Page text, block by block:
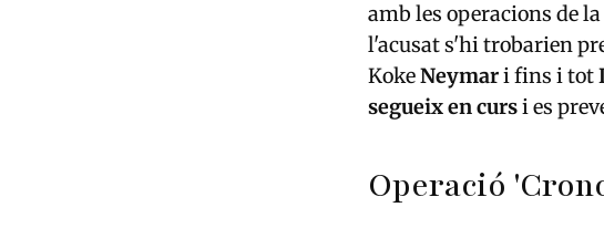
amb les operacions de
l'acusat s'hi trobarien
KokeNeymari fins i tot
segueix en cursi es
Operació